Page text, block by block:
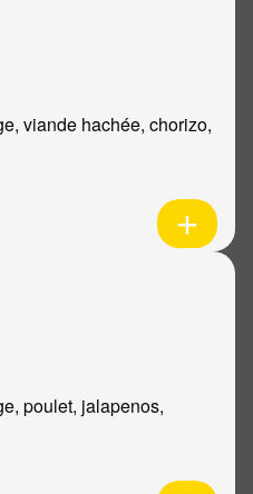
viande hachée, chorizo,
poulet, jalapenos,